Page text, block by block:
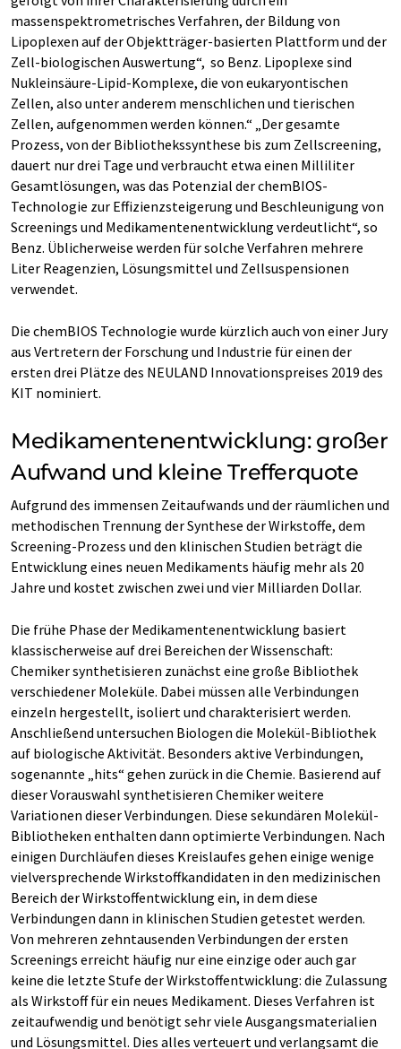
massenspektrometrisches Verfahren, der Bildung von
Lipoplexen auf der Objektträger-basierten Plattform und der
Zell-biologischen Auswertung“, so Benz. Lipoplexe sind
Nukleinsäure-Lipid-Komplexe, die von eukaryontischen
Zellen, also unter anderem menschlichen und tierischen
Zellen, aufgenommen werden können.“ „Der gesamte
Prozess, von der Bibliothekssynthese bis zum Zellscreening,
dauert nur drei Tage und verbraucht etwa einen Milliliter
Gesamtlösungen, was das Potenzial der chemBIOS-
Technologie zur Effizienzsteigerung und Beschleunigung von
Screenings und Medikamentenentwicklung verdeutlicht“, so
Benz. Üblicherweise werden für solche Verfahren mehrere
Liter Reagenzien, Lösungsmittel und Zellsuspensionen
verwendet.
Die chemBIOS Technologie wurde kürzlich auch von einer Jury
aus Vertretern der Forschung und Industrie für einen der
ersten drei Plätze des NEULAND Innovationspreises 2019 des
KIT nominiert.
Medikamentenentwicklung: großer
Aufwand und kleine Trefferquote
Aufgrund des immensen Zeitaufwands und der räumlichen und
methodischen Trennung der Synthese der Wirkstoffe, dem
Screening-Prozess und den klinischen Studien beträgt die
Entwicklung eines neuen Medikaments häufig mehr als 20
Jahre und kostet zwischen zwei und vier Milliarden Dollar.
Die frühe Phase der Medikamentenentwicklung basiert
klassischerweise auf drei Bereichen der Wissenschaft:
Chemiker synthetisieren zunächst eine große Bibliothek
verschiedener Moleküle. Dabei müssen alle Verbindungen
einzeln hergestellt, isoliert und charakterisiert werden.
Anschließend untersuchen Biologen die Molekül-Bibliothek
auf biologische Aktivität. Besonders aktive Verbindungen,
sogenannte „hits“ gehen zurück in die Chemie. Basierend auf
dieser Vorauswahl synthetisieren Chemiker weitere
Variationen dieser Verbindungen. Diese sekundären Molekül-
Bibliotheken enthalten dann optimierte Verbindungen. Nach
einigen Durchläufen dieses Kreislaufes gehen einige wenige
vielversprechende Wirkstoffkandidaten in den medizinischen
Bereich der Wirkstoffentwicklung ein, in dem diese
Verbindungen dann in klinischen Studien getestet werden.
Von mehreren zehntausenden Verbindungen der ersten
Screenings erreicht häufig nur eine einzige oder auch gar
keine die letzte Stufe der Wirkstoffentwicklung: die Zulassung
als Wirkstoff für ein neues Medikament. Dieses Verfahren ist
zeitaufwendig und benötigt sehr viele Ausgangsmaterialien
und Lösungsmittel. Dies alles verteuert und verlangsamt die